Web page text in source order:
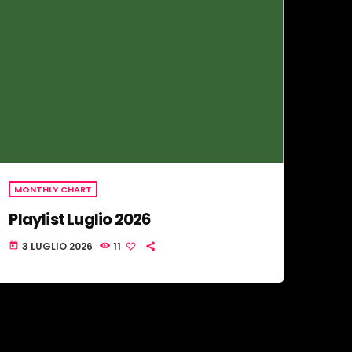
MONTHLY CHART
Playlist Luglio 2026
today 3 LUGLIO 2026 11